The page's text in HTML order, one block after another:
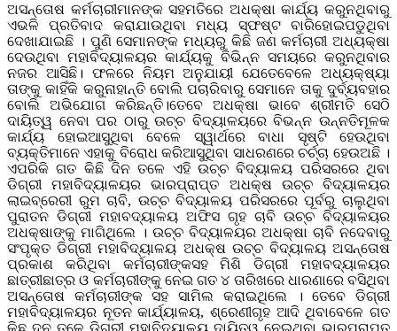
ଅସନ୍ତୋଷ କର୍ମଚାରୀମାନଙ୍କ ସହମତିରେ ଅଧକ୍ଷା କାର୍ଯ୍ୟ କରୁନଥିବାରୁ
ଏଭଳି ପ୍ରତିବାଦ କରାଯାଉଥିବା ମଧ୍ୟ ସ୍ଫଷ୍ଟ ବାରିହୋଇପଡୁଥିବା
ଦେଖାଯାଇଛି । ପୁଣି ସେମାନଙ୍କ ମଧ୍ୟରୁ କିଛି ଜଣ କର୍ମଚାରୀ ଅଧ୍ୟକ୍ଷା
ଦେଉଥିବା ମହାବିଦ୍ୟାଳୟର କାର୍ଯ୍ୟକୁ ବିଭିନ୍ନ ସମୟରେ କରୁନଥିବାର
ନଜର ଆସିଛି। ଫଳରେ ନିୟମ ଅନୁଯାୟୀ ଯେତେବେଳେ ଅଧ୍ୟକ୍ଷ୍ୟା
ତାଙ୍କୁ କାହିଁକି କରୁନାହାନ୍ତି ବୋଲି ପଚାରିବାରୁ ସେମାନେ ତାକୁ ଦୁର୍ବ୍ୟବହାର
ବୋଲି ଅଭିଯୋଗ କରିଛନ୍ତି।ତେବେ ଅଧକ୍ଷା ଭାବେ ଶ୍ରୀମତି ସେଠି
ଦାୟିତ୍ୱ ନେବା ପର ଠାରୁ ଉଚ୍ଚ ବିଦ୍ୟାଳୟରେ ବିଭନ୍ନ ଉନ୍ନତିମୂଳକ
କାର୍ଯ୍ୟ ହୋଇଆସୁଥିବା ବେଳେ ସ୍ୱାର୍ଥରେ ବାଧା ସୃଷ୍ଟି ହେଉଥିବା
ବ୍ୟକ୍ତିମାନେ ଏହାକୁ ବିରୋଧ କରିଆସୁଥିବା ସାଧରଣରେ ଚର୍ଚ୍ଚା ହେଉଅଛି ।
ଏପରିକି ଗତ କିଛି ଦିନ ତଳେ ଏହି ଉଚ୍ଚ ବିଦ୍ୟାଳୟ ପରିସରରେ ଥିବା
ଡିଗ୍ରୀ ମହାବିଦ୍ୟାଳୟର ଭାରପ୍ରାପ୍ତ ଅଧକ୍ଷ ଉଚ୍ଚ ବିଦ୍ୟାଳୟର
ଲାଇବ୍ରେରୀ ରୁମ ଚାବି, ଉଚ୍ଚ ବିଦ୍ୟାଳୟ ପରିସରରେ ପୂର୍ବରୁ ଚାଲୁଥିବା
ପୁରାତନ ଡିଗ୍ରୀ ମହାବଦ୍ୟାଳୟ ଅଫିସ ଗୃହ ଚାବି ଉଚ୍ଚ ବିଦ୍ୟାଳୟର
ଅଧକ୍ଷାଙ୍କୁ ମାଗିଥିଲେ । ଉଚ୍ଚ ବିଦ୍ୟାଳୟର ଅଧକ୍ଷା ଚାବି ନଦେବାରୁ
ସଂପୃକ୍ତ ଡିଗ୍ରୀ ମହାବିଦ୍ୟାଳୟ ଅଧକ୍ଷ ଉଚ୍ଚ ବିଦ୍ୟାଳୟ ଅସନ୍ତୋଷ
ପ୍ରକାଶ କରିଥିବା କର୍ମଚାରୀଙ୍କସହ ମିଶି ଡିଗ୍ରୀ ମହାବଦ୍ୟାଳୟର
ଛାତ୍ରୀଛାତ୍ର ଓ କର୍ମଚାରୀଙ୍କୁ ନେଇ ଗତ ୪ ତାରିଖରେ ଧାରଣାରେ ବସିଥିବା
ଅସନ୍ତୋଷ କର୍ମଚାରୀଙ୍କ ସହ ସାମିଲ କରାଇଥିଲେ । ତେବେ ଡିଗ୍ରୀ
ମହାବିଦ୍ୟାଳୟର ନୂତନ କାର୍ଯ୍ୟାଳୟ, ଶ୍ରେଣୀଗୃହ ଆଦି ଥିବାବେଳେ ଗତ
କିଛ ଦନ ତଳେ ଡିଗ୍ରୀ ମହାବିଦ୍ୟାଳୟ ଦାୟିତ୍ୱ ନେଇଥିବା ଭାରପ୍ରାପ୍ତ